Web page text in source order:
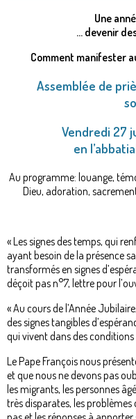
Une
... devenir
Comment manifester
Assemblée de
Vendredi 27
en
Au programme: louange,
Dieu, adoration,
« Les signes des temps, qui
ayant besoin de la présence
transformés en signes
déçoit pas n°7, lettre pour
« Au cours de l’Année
des signes tangibles
qui vivent dans des conditions
Le Pape François nous
et que nous ne devons pas
les migrants, les personnes
très disparates, les